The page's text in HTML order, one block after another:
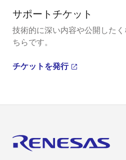
サポートチケット
技術的に深い内容や公開した
ちらです。
チケットを発行